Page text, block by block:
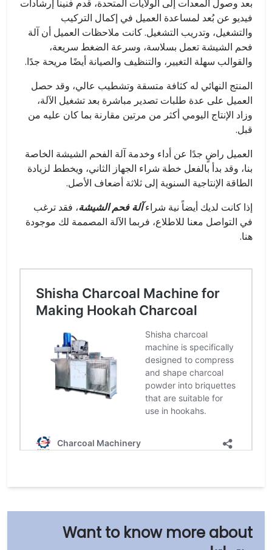
بعد وصول المعدات إلى الولايات المتحدة، قدم فنينا إرشادات
فيديو عن بُعد لمساعدة العميل في إكمال التركيب
والتشغيل، وتدريب التشغيل. كانت ملاحظات العميل أن آلة
فحم الشيشة تعمل بسلاسة، وسرعة الضغط سريعة،
والقوالب سهلة التغيير، والتنظيف والصيانة أيضًا مريحة جدًا.
المنتج النهائي له كثافة متسقة وتشطيب عالي، وقد حصل
العميل على عدة طلبات تصدير مباشرة بعد تشغيل الآلة،
وزاد الإنتاج اليومي أكثر من مرتين مقارنة بما كان عليه من
قبل.
العميل راضٍ جدًا عن أداء وخدمة آلة الفحم الشيشة الخاصة
بنا، وقد بدأ بالفعل خطة شراء الجهاز الثاني، ويخطط لزيادة
الطاقة الإنتاجية السنوية إلى ثلاثة أضعاف الأصل.
إذا كانت لديك أيضاً نية شراءآلة فحم الشيشة، فقد ترغب
في التواصل معنا للاطلاع، فربما الآلة المصممة لك موجودة
هنا.